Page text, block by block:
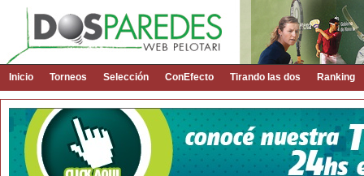
Inicio Torneos Selección ConEfecto Tirando las dos Ranking